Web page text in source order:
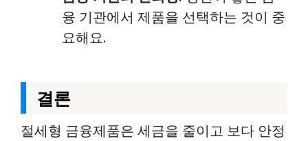
융 기관에서 제품을 선택하는 것이 중
요해요.
결론
절세형 금융제품은 세금을 줄이고 보다 안정